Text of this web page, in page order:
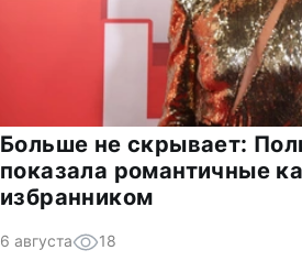
Больше не скрывает:
показала романтичные
избранником
6 августа 18